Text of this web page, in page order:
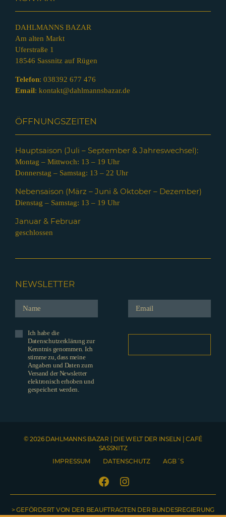
DAHLMANNS BAZAR
Am alten Markt
Uferstraße 1
18546 Sassnitz auf Rügen
Telefon: 038392 677 476
Email: kontakt@dahlmannsbazar.de
ÖFFNUNGSZEITEN
Hauptsaison (Juli – September & Jahreswechsel):
Montag – Mittwoch: 13 – 19 Uhr
Donnerstag – Samstag: 13 – 22 Uhr
Nebensaison (März – Juni & Oktober – Dezember)
Dienstag – Samstag: 13 – 19 Uhr
Januar & Februar
geschlossen
NEWSLETTER
Ich habe die
Datenschutzerklärung zur
Kenntnis genommen. Ich
stimme zu, dass meine
Angaben und Daten zum
Versand der Newsletter
elektronisch erhoben und
gespeichert werden.
© 2026 DAHLMANNS BAZAR | DIE WELT DER INSELN | CAFÉ
SASSNITZ
IMPRESSUM
DATENSCHUTZ AGB´S
FacebookInstagram
> GEFÖRDERT VON DER BEAUFTRAGTEN DER BUNDESREGIERUNG